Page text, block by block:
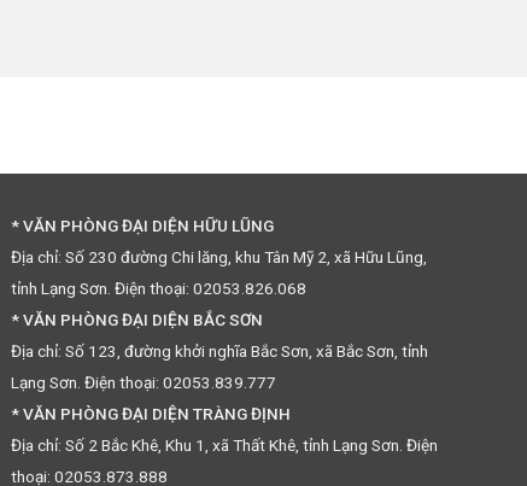
* VĂN PHÒNG ĐẠI DIỆN HỮU LŨNG
Địa chỉ: Số 230 đường Chi lăng, khu Tân Mỹ 2, xã Hữu Lũng,
tỉnh Lạng Sơn. Điện thoại: 02053.826.068
* VĂN PHÒNG ĐẠI DIỆN BẮC SƠN
Địa chỉ: Số 123, đường khởi nghĩa Bắc Sơn, xã Bắc Sơn, tỉnh
Lạng Sơn. Điện thoại: 02053.839.777
* VĂN PHÒNG ĐẠI DIỆN TRÀNG ĐỊNH
Địa chỉ: Số 2 Bắc Khê, Khu 1, xã Thất Khê, tỉnh Lạng Sơn. Điện
thoại: 02053.873.888